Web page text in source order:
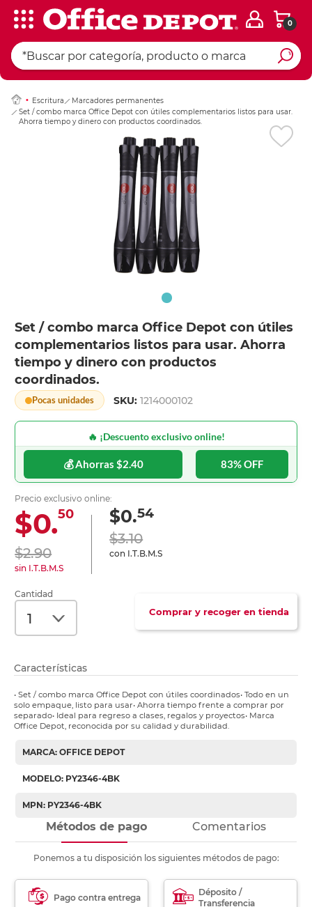
0
Escritura
Marcadores permanentes
Set / combo marca Office Depot con útiles complementarios listos para usar.
Ahorra tiempo y dinero con productos coordinados.
Set / combo marca Office Depot con útiles
complementarios listos para usar. Ahorra
tiempo y dinero con productos
coordinados.
Pocas unidades SKU:1214000102
🔥 ¡Descuento exclusivo online!
💰 Ahorras $2.40 83% OFF
Precio exclusivo online:
$0.50
$2.90
sin I.T.B.M.S
$0.54
$3.10
con I.T.B.M.S
Cantidad
Comprar y recoger en tienda
Ingresar Codigo
Características
• Set / combo marca Office Depot con útiles coordinados• Todo en un
solo empaque, listo para usar• Ahorra tiempo frente a comprar por
separado• Ideal para regreso a clases, regalos y proyectos• Marca
Office Depot, reconocida por su calidad y durabilidad.
MARCA: OFFICE DEPOT
MODELO: PY2346-4BK
MPN: PY2346-4BK
Métodos de pago Comentarios
Ponemos a tu disposición los siguientes métodos de pago:
Pago contra entrega
Déposito /
Transferencia